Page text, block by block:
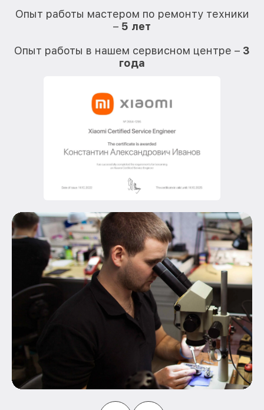
Опыт работы мастером по ремонту техники
– 5 лет
Опыт работы в нашем сервисном центре – 3
года